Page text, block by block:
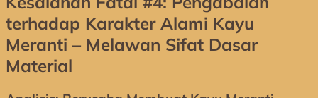
terhadap Karakter Alami Kayu
Meranti – Melawan Sifat Dasar
Material